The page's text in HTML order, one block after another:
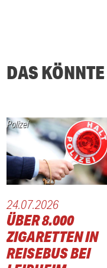
DAS
Polizei
24.07.2026
ÜBER 8.000
ZIGARETTEN IN
REISEBUS BEI